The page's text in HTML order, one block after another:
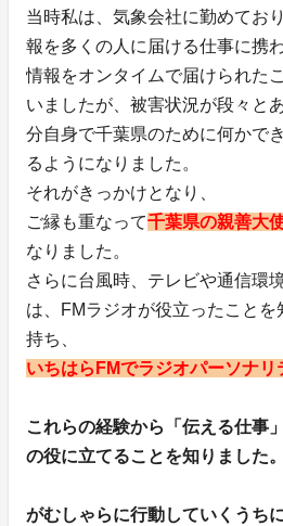
当時私は、気象会社に勤めてお
報を多くの人に届ける仕事に携
情報をオンタイムで届けられた
いましたが、被害状況が段々と
分自身で千葉県のために何かで
るようになりました。
それがきっかけとなり、
ご縁も重なって千葉県の親善大
なりました。
さらに台風時、テレビや通信環
は、FMラジオが役立ったこと
持ち、
いちはらFMでラジオパーソナリ
これらの経験から「伝える仕事
の役に立てることを知りました。
がむしゃらに行動していくうち